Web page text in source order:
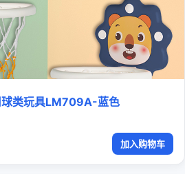
球类玩具LM709A-蓝色
加入购物车